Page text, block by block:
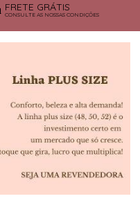
FRETE GRÁTIS
CONSULTE AS NOSSAS CONDIÇÕES